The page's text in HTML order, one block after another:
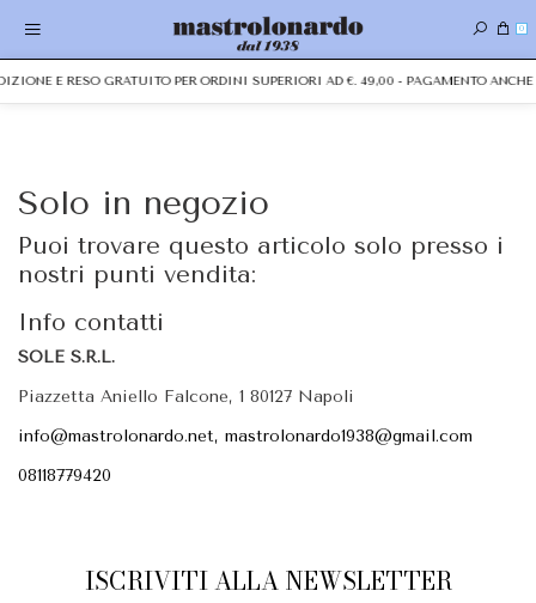
0
E RESO GRATUITO PER ORDINI SUPERIORI AD €. 49,00 - PAGAMENTO ANCHE
Solo in negozio
Puoi trovare questo articolo solo presso i
nostri punti vendita:
Info contatti
SOLE S.R.L.
Piazzetta Aniello Falcone, 1 80127 Napoli
info@mastrolonardo.net, mastrolonardo1938@gmail.com
08118779420
ISCRIVITI ALLA NEWSLETTER